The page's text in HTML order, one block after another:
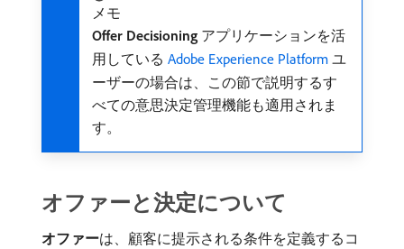
メモ
Offer Decisioning アプリケーションを活
用している Adobe Experience Platform ユ
ーザーの場合は、この節で説明するす
べての意思決定管理機能も適用されま
す。
オファーと決定について
オファー​は、顧客に提示される条件を定義するコ